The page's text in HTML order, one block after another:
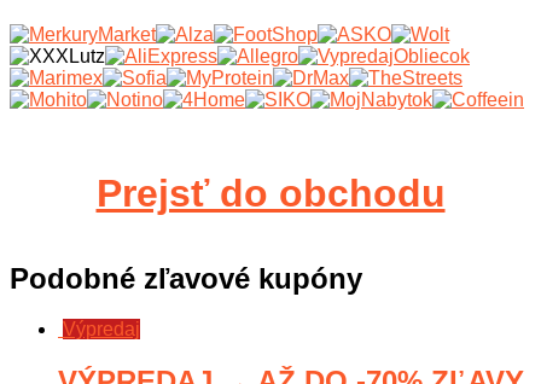
Prejsť do obchodu
Podobné zľavové kupóny
Výpredaj